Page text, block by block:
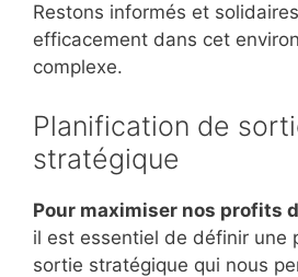
Restons informés et
efficacement dans cet
complexe.
Planification de
stratégique
Pour maximiser nos profits
il est essentiel de définir une
sortie stratégique qui nous